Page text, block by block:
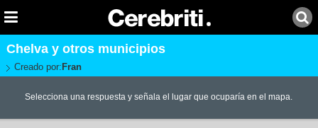
Chelva y otros municipios
Creado por: Fran
Selecciona una respuesta y señala el lugar que ocuparía en el mapa.